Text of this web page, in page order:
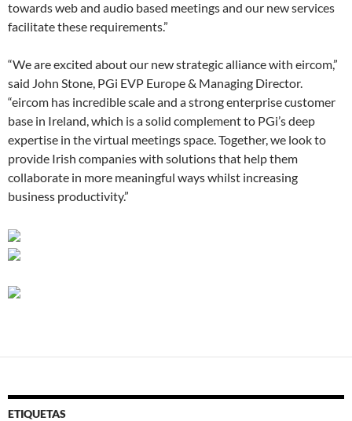
towards web and audio based meetings and our new services
facilitate these requirements.”
“We are excited about our new strategic alliance with eircom,”
said John Stone, PGi EVP Europe & Managing Director.
“eircom has incredible scale and a strong enterprise customer
base in Ireland, which is a solid complement to PGi’s deep
expertise in the virtual meetings space. Together, we look to
provide Irish companies with solutions that help them
collaborate in more meaningful ways whilst increasing
business productivity.”
ETIQUETAS